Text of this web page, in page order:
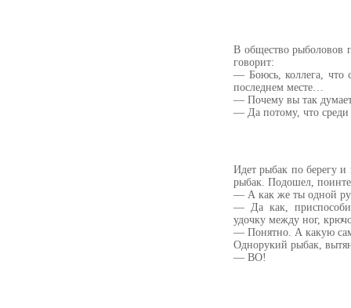
В общество рыболовов
говорит:
— Боюсь, коллега, что
последнем месте…
— Почему вы так
— Да потому, что среди
Идет рыбак по берегу
рыбак. Подошел,
— А как же ты одной
— Да как,
удочку между ног,
— Понятно. А какую
Однорукий рыбак,
— ВО!